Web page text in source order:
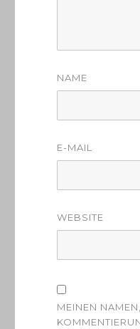
NAME
E-MAIL
WEBSITE
MEINEN